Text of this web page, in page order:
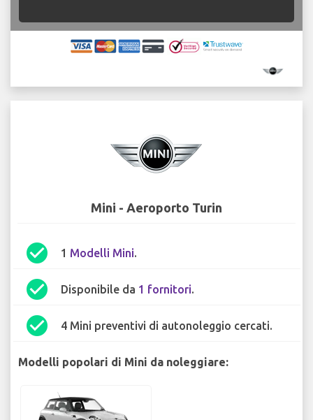
Mini - Aeroporto Turin
check_circle 1 Modelli Mini.
check_circle Disponibile da 1 fornitori.
check_circle 4 Mini preventivi di autonoleggio cercati.
Modelli popolari di Mini da noleggiare: